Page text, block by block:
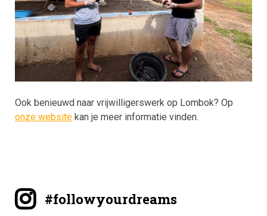
Ook benieuwd naar vrijwilligerswerk op Lombok? Op
onze website kan je meer informatie vinden.
#followyourdreams